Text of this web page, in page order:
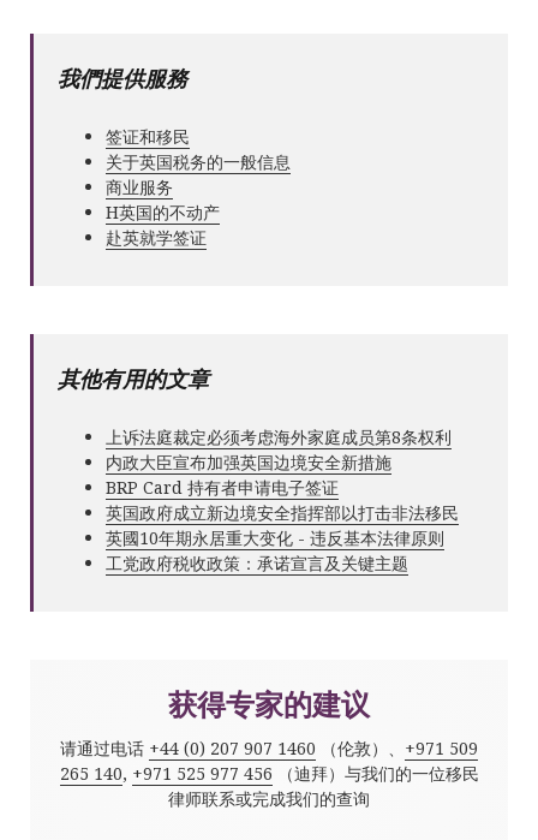
我們提供服務
签证和移民
关于英国税务的一般信息
商业服务
Н英国的不动产
赴英就学签证
其他有用的文章
上诉法庭裁定必须考虑海外家庭成员第8条权利
内政大臣宣布加强英国边境安全新措施
BRP Card 持有者申请电子签证
英国政府成立新边境安全指挥部以打击非法移民
英國10年期永居重大变化 - 违反基本法律原则
工党政府税收政策：承诺宣言及关键主题
获得专家的建议
请通过电话 +44 (0) 207 907 1460 （伦敦）、 +971 509
265 140, +971 525 977 456 （迪拜）与我们的一位移民
律师联系或完成我们的查询